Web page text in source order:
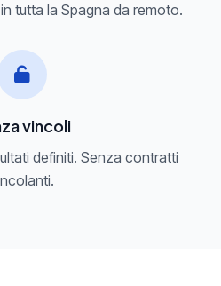
tutta la Spagna da remoto.
vincoli
definiti. Senza contratti